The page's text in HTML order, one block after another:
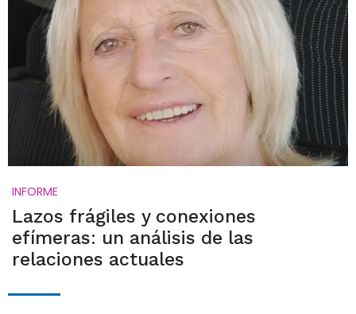
INFORME
Lazos frágiles y conexiones
efímeras: un análisis de las
relaciones actuales